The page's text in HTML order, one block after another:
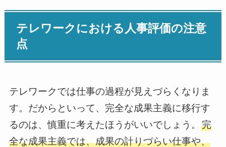
テレワークにおける人事評価の注意
点
テレワークでは仕事の過程が見えづらくなりま
す。だからといって、完全な成果主義に移行す
るのは、慎重に考えたほうがいいでしょう。 完
全な成果主義では、成果の計りづらい仕事や、